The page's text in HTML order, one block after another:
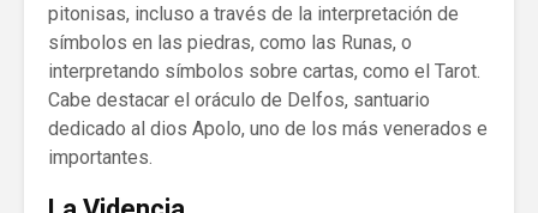
pitonisas, incluso a través de la interpretación de
símbolos en las piedras, como las Runas, o
interpretando símbolos sobre cartas, como el Tarot.
Cabe destacar el oráculo de Delfos, santuario
dedicado al dios Apolo, uno de los más venerados e
importantes.